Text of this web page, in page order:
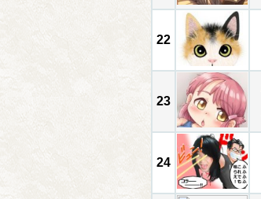
22
23
24